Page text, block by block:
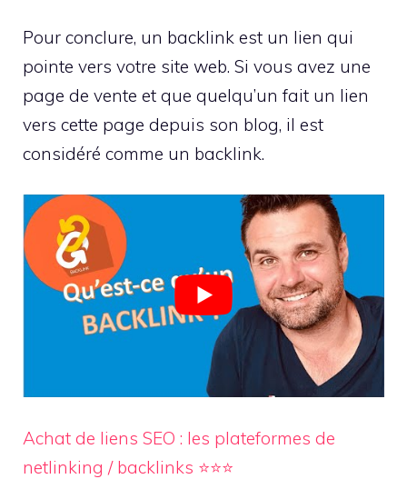
Pour conclure, un backlink est un lien qui
pointe vers votre site web. Si vous avez une
page de vente et que quelqu’un fait un lien
vers cette page depuis son blog, il est
considéré comme un backlink.
Achat de liens SEO : les plateformes de
netlinking / backlinks ⭐⭐⭐